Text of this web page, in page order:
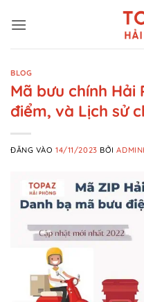
qua
BLOG
Mã bưu chính Hải
điểm, và Lịch sử
ĐĂNG VÀO14/11/2023 BỞI